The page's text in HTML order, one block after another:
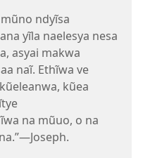
ndyĩsa
yĩla naelesya nesa
asyai makwa
naĩ. Ethĩwa ve
kũea
na mũuo, o na